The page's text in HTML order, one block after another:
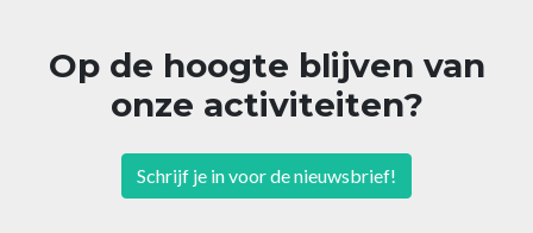
Op de hoogte blijven van
onze activiteiten?
Schrijf je in voor de nieuwsbrief!